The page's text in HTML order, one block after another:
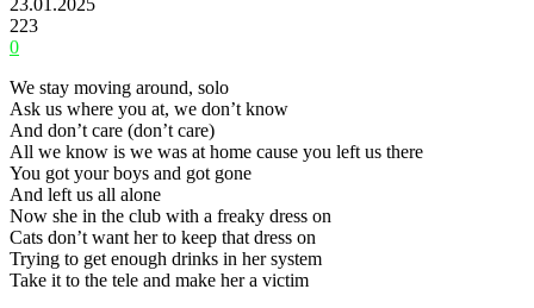
223
0
We stay moving around, solo
Ask us where you at, we don’t know
And don’t care (don’t care)
All we know is we was at home cause you left us there
You got your boys and got gone
And left us all alone
Now she in the club with a freaky dress on
Cats don’t want her to keep that dress on
Trying to get enough drinks in her system
Take it to the tele and make her a victim